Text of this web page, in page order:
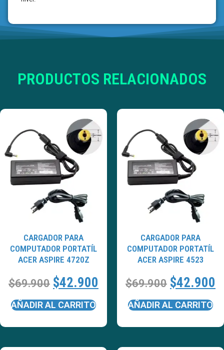
PRODUCTOS RELACIONADOS
CARGADOR PARA
COMPUTADOR PORTATÍL
ACER ASPIRE 4720Z
$69.900 $42.900
AÑADIR AL CARRITO
CARGADOR PARA
COMPUTADOR PORTATÍL
ACER ASPIRE 4523
$69.900 $42.900
AÑADIR AL CARRITO